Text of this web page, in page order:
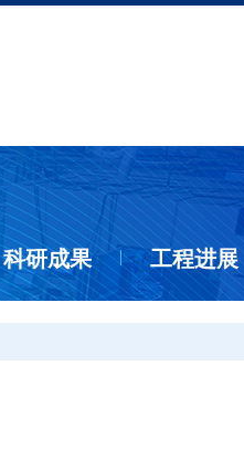
科研成果 工程进展